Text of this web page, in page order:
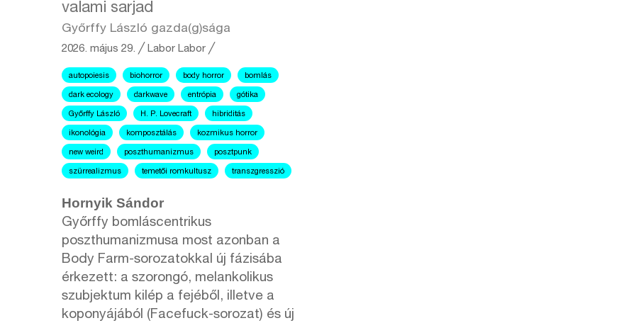
valami sarjad
Győrffy László gazda(g)sága
2026. május 29. ╱Labor Labor ╱
autopoiesis biohorror body horror bomlás
dark ecology darkwave entrópia gótika
Győrffy László H. P. Lovecraft hibriditás
ikonológia komposztálás kozmikus horror
new weird poszthumanizmus posztpunk
szürrealizmus temetői romkultusz transzgresszió
Hornyik Sándor
Győrffy bomláscentrikus
poszthumanizmusa most azonban a
Body Farm-sorozatokkal új fázisába
érkezett: a szorongó, melankolikus
szubjektum kilép a fejéből, illetve a
koponyájából (Facefuck-sorozat) és új